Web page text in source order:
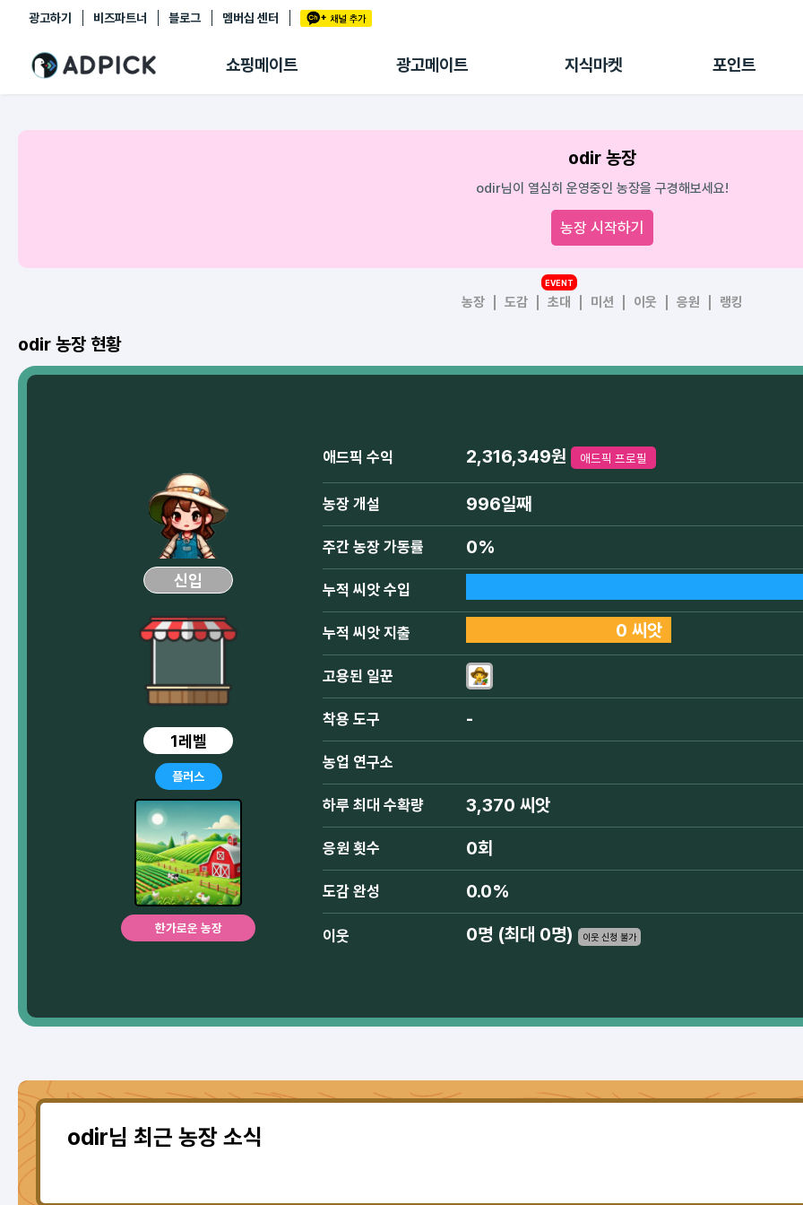
광고하기 비즈파트너 블로그 멤버십 센터
쇼핑메이트 광고메이트 지식마켓 포인트
추천상품
쇼핑 에이전트
링크관리
광고리포트
출석 룰렛
후원
odir 농장
odir님이 열심히 운영중인 농장을 구경해보세요!
농장 시작하기
농장 도감 초대
EVENT
미션 이웃 응원 랭킹
odir 농장 현황
신입
1레벨
플러스
한가로운 농장
애드픽 수익 2,316,349원 애드픽 프로필
농장 개설 996일째
주간 농장 가동률 0%
누적 씨앗 수입
누적 씨앗 지출 0 씨앗
고용된 일꾼
착용 도구 -
농업 연구소
하루 최대 수확량 3,370 씨앗
응원 횟수 0회
도감 완성 0.0%
이웃 0명 (최대 0명) 이웃 신청 불가
odir님 최근 농장 소식